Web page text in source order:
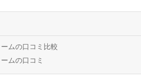
ムの口コミ比較
ムの口コミ